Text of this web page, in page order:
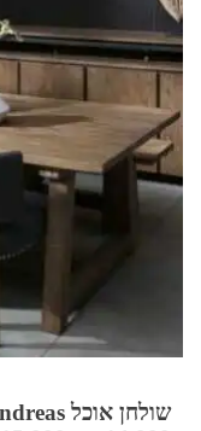
שולחן אוכל Andreas